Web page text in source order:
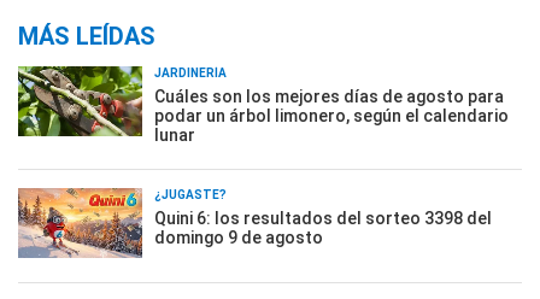
MÁS LEÍDAS
JARDINERÍA
Cuáles son los mejores días de agosto para
podar un árbol limonero, según el calendario
lunar
¿JUGASTE?
Quini 6: los resultados del sorteo 3398 del
domingo 9 de agosto